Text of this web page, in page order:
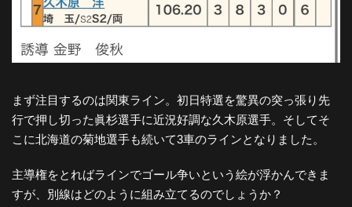
まず注目するのは関東ライン。初日特選を驚異の突っ張り先
行で押し切った眞杉選手に近況好調な久木原選手。そしてそ
こに北海道の菊地選手も続いて3車のラインとなりました。
主導権をとればラインでゴール争いという絵が浮かんできま
すが、別線はどのように組み立てるのでしょうか？